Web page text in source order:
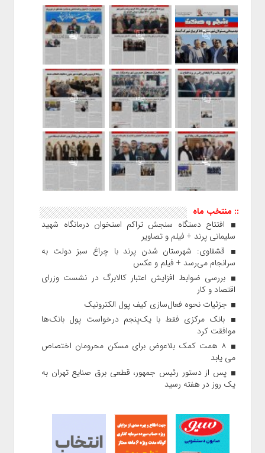
:: منتخب ماه
افتتاح دستگاه سنجش تراکم استخوان درمانگاه شهید
سلیمانی پرند + فیلم و تصاویر
قشقاوی: شهرستان شدن پرند با چراغ سبز دولت به
سرانجام می‌رسد + فیلم و عکس
بررسی ضوابط افزایش اعتبار کالابرگ در نشست وزرای
اقتصاد و کار
جزئیات نحوه فعال‌سازی کیف پول الکترونیک
بانک مرکزی فقط با یک‌‎پنجم درخواست پول بانک‌ها
موافقت کرد
۸ همت کمک بلاعوض برای مسکن محرومان اختصاص
می یابد
پس از دستور رئیس‌ جمهور، قطعی برق صنایع تهران به
یک روز در هفته رسید